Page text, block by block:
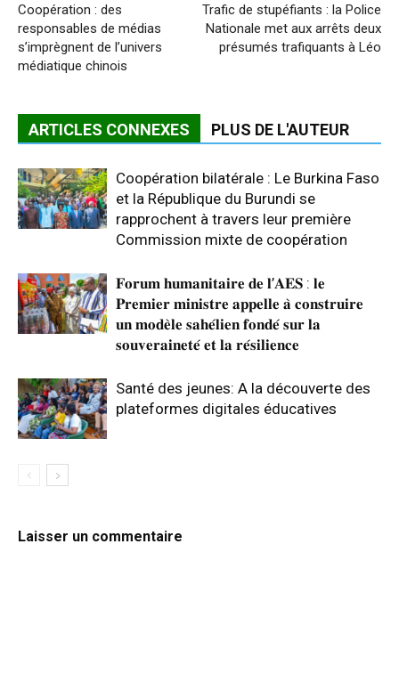
Coopération : des
responsables de médias
s’imprègnent de l’univers
médiatique chinois
Trafic de stupéfiants : la Police
Nationale met aux arrêts deux
présumés trafiquants à Léo
ARTICLES CONNEXES PLUS DE L'AUTEUR
Coopération bilatérale : Le Burkina Faso
et la République du Burundi se
rapprochent à travers leur première
Commission mixte de coopération
𝐅𝐨𝐫𝐮𝐦 𝐡𝐮𝐦𝐚𝐧𝐢𝐭𝐚𝐢𝐫𝐞 𝐝𝐞 𝐥’𝐀𝐄𝐒 : 𝐥𝐞
𝐏𝐫𝐞𝐦𝐢𝐞𝐫 𝐦𝐢𝐧𝐢𝐬𝐭𝐫𝐞 𝐚𝐩𝐩𝐞𝐥𝐥𝐞 𝐚̀ 𝐜𝐨𝐧𝐬𝐭𝐫𝐮𝐢𝐫𝐞
𝐮𝐧 𝐦𝐨𝐝𝐞̀𝐥𝐞 𝐬𝐚𝐡𝐞́𝐥𝐢𝐞𝐧 𝐟𝐨𝐧𝐝𝐞́ 𝐬𝐮𝐫 𝐥𝐚
𝐬𝐨𝐮𝐯𝐞𝐫𝐚𝐢𝐧𝐞𝐭𝐞́ 𝐞𝐭 𝐥𝐚 𝐫𝐞́𝐬𝐢𝐥𝐢𝐞𝐧𝐜𝐞
Santé des jeunes: A la découverte des
plateformes digitales éducatives
Laisser un commentaire